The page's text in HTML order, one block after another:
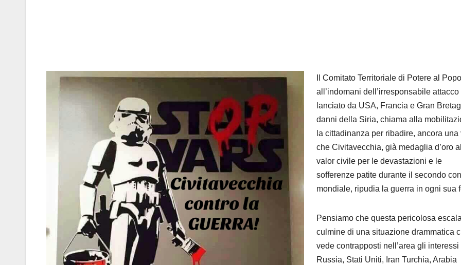
Il Comitato Territoriale di Potere al
all’indomani dell’irresponsabile attacco
lanciato da USA, Francia e Gran
danni della Siria, chiama alla
la cittadinanza per ribadire, ancora una
che Civitavecchia, già medaglia d’oro al
valor civile per le devastazioni e le
sofferenze patite durante il secondo
mondiale, ripudia la guerra in ogni sua
Pensiamo che questa pericolosa
culmine di una situazione drammatica
vede contrapposti nell’area gli interessi
Russia, Stati Uniti, Iran Turchia, Arabia